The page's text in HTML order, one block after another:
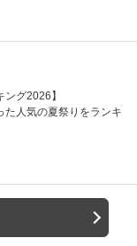
ング2026】
た人気の夏祭りをランキ